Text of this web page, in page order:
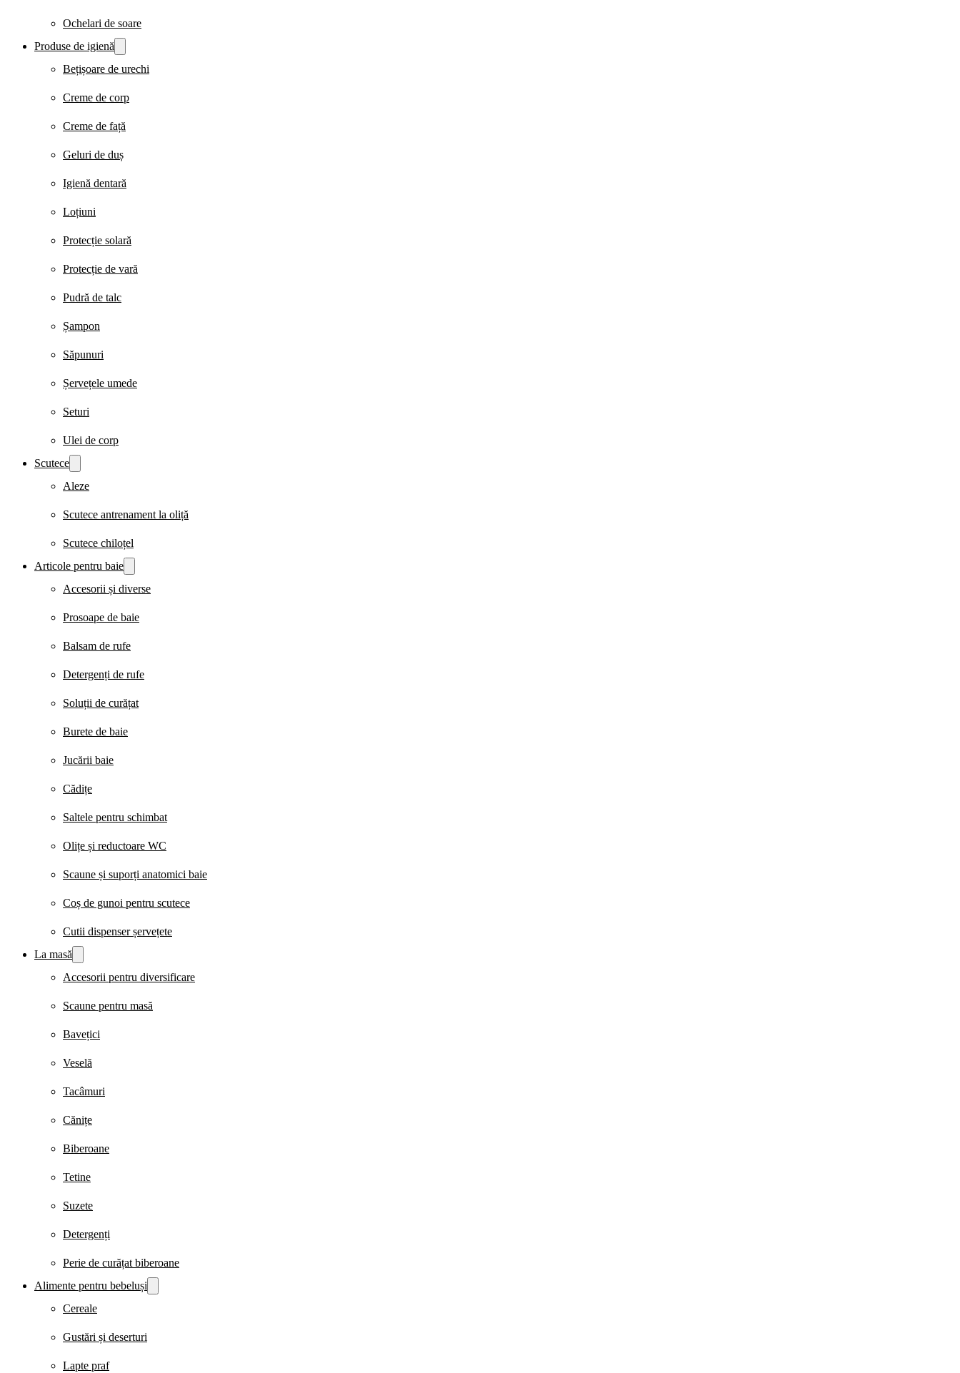
Ochelari de soare
Produse de igienă
Bețișoare de urechi
Creme de corp
Creme de față
Geluri de duș
Igienă dentară
Loțiuni
Protecție solară
Protecție de vară
Pudră de talc
Șampon
Săpunuri
Șervețele umede
Seturi
Ulei de corp
Scutece
Aleze
Scutece antrenament la oliță
Scutece chiloțel
Articole pentru baie
Accesorii și diverse
Prosoape de baie
Balsam de rufe
Detergenți de rufe
Soluții de curățat
Burete de baie
Jucării baie
Cădițe
Saltele pentru schimbat
Olițe și reductoare WC
Scaune și suporți anatomici baie
Coș de gunoi pentru scutece
Cutii dispenser șervețete
La masă
Accesorii pentru diversificare
Scaune pentru masă
Bavețici
Veselă
Tacâmuri
Cănițe
Biberoane
Tetine
Suzete
Detergenți
Perie de curățat biberoane
Alimente pentru bebeluși
Cereale
Gustări și deserturi
Lapte praf